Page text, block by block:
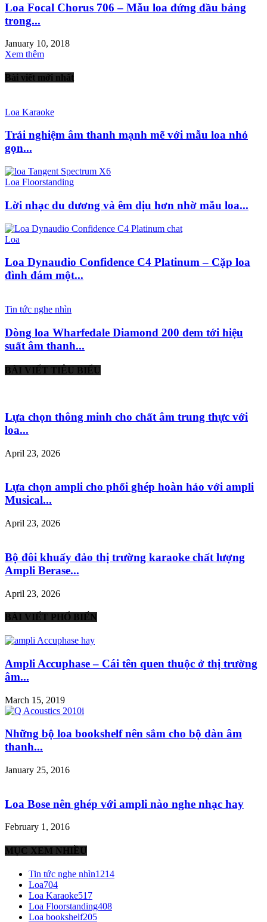
Loa Focal Chorus 706 – Mẫu loa đứng đầu bảng
trong...
January 10, 2018
Xem thêm
Bài viết mới nhất
Loa Karaoke
Trải nghiệm âm thanh mạnh mẽ với mẫu loa nhỏ
gọn...
Loa Floorstanding
Lời nhạc du dương và êm dịu hơn nhờ mẫu loa...
Loa
Loa Dynaudio Confidence C4 Platinum – Cặp loa
đình đám một...
Tin tức nghe nhìn
Dòng loa Wharfedale Diamond 200 đem tới hiệu
suất âm thanh...
BÀI VIẾT TIÊU BIỂU
Lựa chọn thông minh cho chất âm trung thực với
loa...
April 23, 2026
Lựa chọn ampli cho phối ghép hoàn hảo với ampli
Musical...
April 23, 2026
Bộ đôi khuấy đảo thị trường karaoke chất lượng
Ampli Berase...
April 23, 2026
BÀI VIẾT PHỔ BIẾN
Ampli Accuphase – Cái tên quen thuộc ở thị trường
âm...
March 15, 2019
Những bộ loa bookshelf nên sắm cho bộ dàn âm
thanh...
January 25, 2016
Loa Bose nên ghép với ampli nào nghe nhạc hay
February 1, 2016
MỤC XEM NHIỀU
Tin tức nghe nhìn1214
Loa704
Loa Karaoke517
Loa Floorstanding408
Loa bookshelf205